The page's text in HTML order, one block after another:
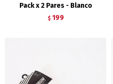
Pack x 2 Pares - Blanco
$ 199